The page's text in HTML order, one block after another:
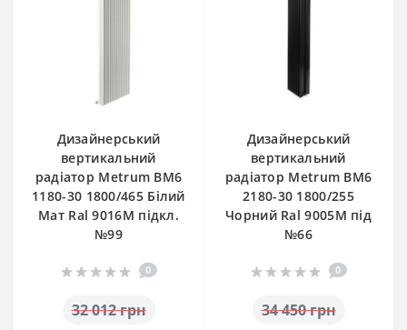
Дизайнерський
вертикальний
радіатор Metrum BM6
1180-30 1800/465 Білий
Мат Ral 9016M підкл.
№99
0
32 012 грн
Дизайнерський
вертикальний
радіатор Metrum BM6
2180-30 1800/255
Чорний Ral 9005M під
№66
0
34 450 грн